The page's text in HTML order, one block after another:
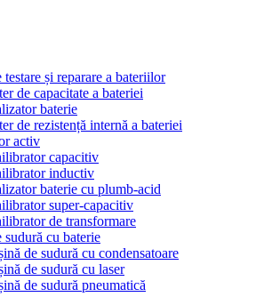
testare și reparare a bateriilor
de capacitate a bateriei
baterie
de rezistență internă a bateriei
activ
capacitiv
inductiv
baterie cu plumb-acid
super-capacitiv
de transformare
sudură cu baterie
de sudură cu condensatoare
de sudură cu laser
de sudură pneumatică